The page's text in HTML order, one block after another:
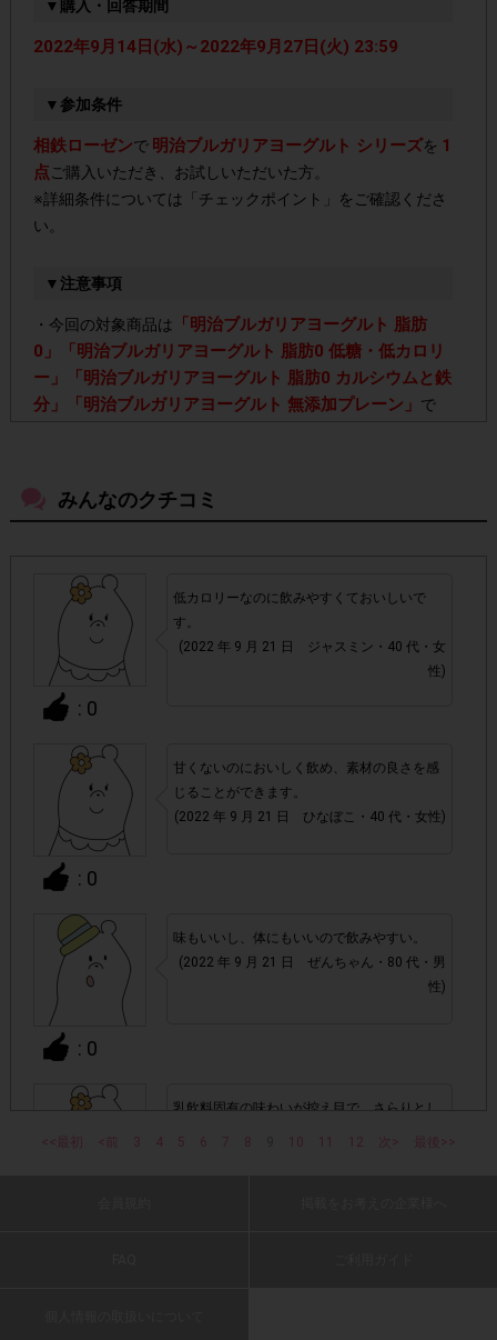
▼購入・回答期間
2022年9月14日(水)～2022年9月27日(火) 23:59
▼参加条件
相鉄ローゼンで 明治ブルガリアヨーグルト シリーズを 1
点 ご購入いただき、お試しいただいた方。
※詳細条件については「チェックポイント」をご確認くださ
い。
▼注意事項
・今回の対象商品は
「明治ブルガリアヨーグルト 脂肪
0」「明治ブルガリアヨーグルト 脂肪0 低糖・低カロリ
ー」「明治ブルガリアヨーグルト 脂肪0 カルシウムと鉄
分」「明治ブルガリアヨーグルト 無添加プレーン」 で
・店舗によって取扱いのない場合があります。予めご了承く
・参加(申し込み)を回答前にしていただければ、募集人数が
上限に達しても、掲載期間内のアンケート回答が可能です。
・悪質な投稿があった場合、
だくこともあります。
・スマートフォン、携帯電話、タブレットPCにつきまし
て、機種によってはアンケートに回答できない場合がござい
ます。
▼ポイント付与対象外
チェックポイントの条件を満たしていない場合
・ECサイトやネットスーパーでのご購入
・1つのアンケートにつき、お1人様あたり複数回の参加が
株式会社ドゥ・ハウスが運営する、レシートを活用したサ
みんなのクチコミ
: 0
低カロリーなのに飲みやすくておいしいで
す。
(2022 年 9 月 21 日 ジャスミン・40 代・女
性)
: 0
甘くないのにおいしく飲め、素材の良さを感
じることができます。
(2022 年 9 月 21 日 ひなぼこ・40 代・女性)
: 0
味もいいし、体にもいいので飲みやすい。
(2022 年 9 月 21 日 ぜんちゃん・80 代・男
性)
乳飲料固有の味わいが控え目で、さらりとし
<<最初 <前 3 4 5 6 7 8 10 11 12 次> 最後>>